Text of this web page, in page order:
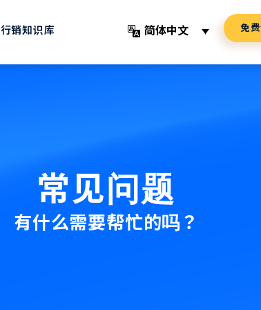
行销知识库 简体中文 免
常见问题
有什么需要帮忙的吗？